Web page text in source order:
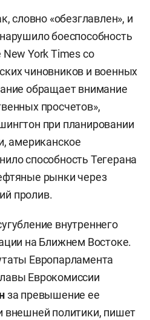
словно «обезглавлен», и
боеспособность
York Times со
чиновников и военных
обращает внимание
просчетов»,
при планировании
американское
способность Тегерана
рынки через
пролив.
внутреннего
на Ближнем Востоке.
Европарламента
Еврокомиссии
за превышение ее
внешней политики, пишет